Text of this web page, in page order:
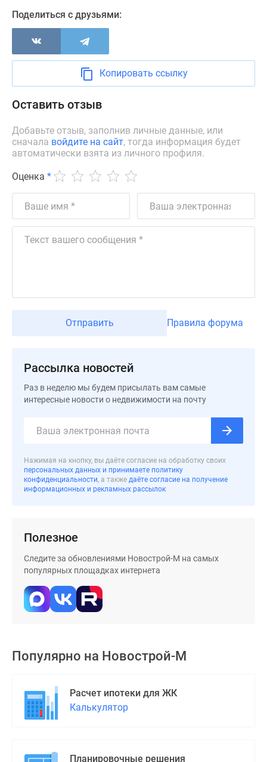
Апартаменты
#траншевая
ипотека
#рассрочка
ипотека
Квартиры
скидками
41%
Видео
новостроек
Субсидированная
застройщиком
Rutube
Новостройки
премиум-
класса
Рассрочка
Траншевая
ипотека
коттеджи
поселки
Новой
Москве
Строящиеся
поселки
Коттеджные
поселки
Поделиться с друзьями:
Копировать ссылку
Оставить отзыв
Добавьте отзыв, заполнив личные данные, или
сначала войдите на сайт, тогда информация будет
автоматически взята из личного профиля.
Оценка *
Отправить Правила форума
Рассылка новостей
Раз в неделю мы будем присылать вам самые
интересные новости о недвижимости на почту
Нажимая на кнопку, вы даёте согласие на обработку своих
персональных данных и принимаете политику
конфиденциальности, а также даёте согласие на получение
информационных и рекламных рассылок
Полезное
Следите за обновлениями Новострой-М на самых
популярных площадках интернета
Популярно на Новострой-М
Расчет ипотеки для ЖК
Калькулятор
Планировочные решения